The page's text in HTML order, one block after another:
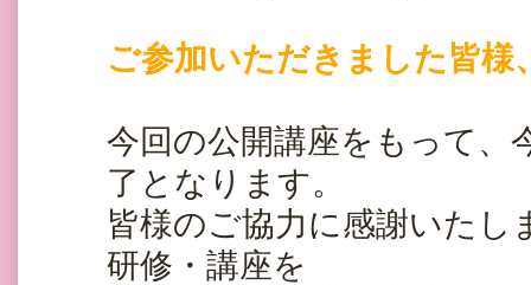
ご参加いただきました皆
今回の公開講座をもって、
了となります。
皆様のご協力に感謝いたし
研修・講座を